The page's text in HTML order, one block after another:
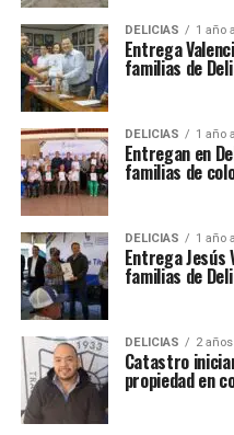
DELICIAS 1 año
Entrega
familias de
DELICIAS 1 año
Entregan en
familias de
DELICIAS 1 año
Entrega Jesús
familias de
DELICIAS 2
Catastro
propiedad en